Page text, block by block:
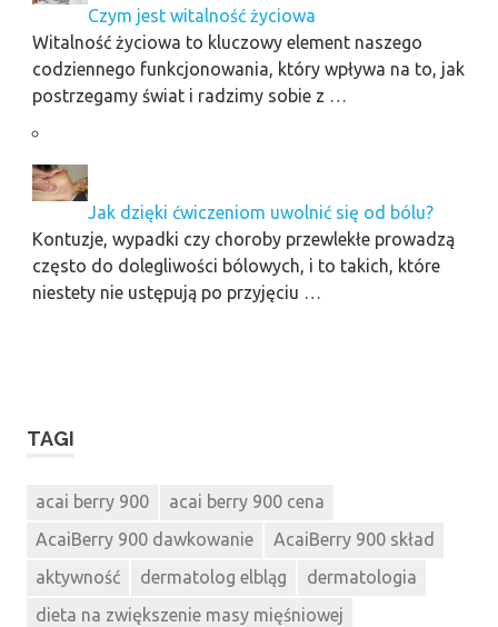
Czym jest witalność życiowa
Witalność życiowa to kluczowy element naszego
codziennego funkcjonowania, który wpływa na to, jak
postrzegamy świat i radzimy sobie z …
Jak dzięki ćwiczeniom uwolnić się od bólu?
Kontuzje, wypadki czy choroby przewlekłe prowadzą
często do dolegliwości bólowych, i to takich, które
niestety nie ustępują po przyjęciu …
TAGI
acai berry 900
acai berry 900 cena
AcaiBerry 900 dawkowanie
AcaiBerry 900 skład
aktywność
dermatolog elbląg
dermatologia
dieta na zwiększenie masy mięśniowej